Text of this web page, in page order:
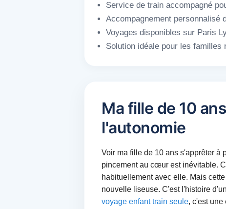
Service de train accompagné
Accompagnement personnalisé
Voyages disponibles sur Paris
Solution idéale pour les familles
Ma fille de 10
l'autonomie
Voir ma fille de 10 ans s'apprêter à
pincement au cœur est inévitable.
habituellement avec elle. Mais
nouvelle liseuse. C'est l'histoire
voyage enfant train seule, c'est une